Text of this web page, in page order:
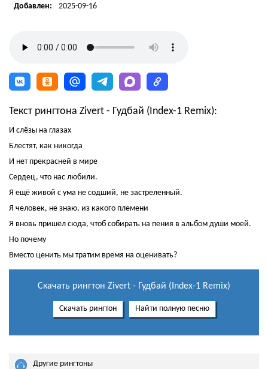
Добавлен:
2025-09-16
Текст рингтона Zivert - Гудбай (Index-1 Remix):
И слёзы на глазах
Блестят, как никогда
И нет прекрасней в мире
Сердец, что нас любили.
Я ещё живой с ума не содший, не застреленный.
Я человек, не знаю, из какого племени
Я вновь пришёл сюда, чтоб собирать на пения в альбом души моей.
Но почему
Вместо ценить мы тратим время на оценивать?
Скачать рингтон Zivert - Гудбай (Index-1 Remix)
Скачать рингтон Найти полную песню
Другие рингтоны